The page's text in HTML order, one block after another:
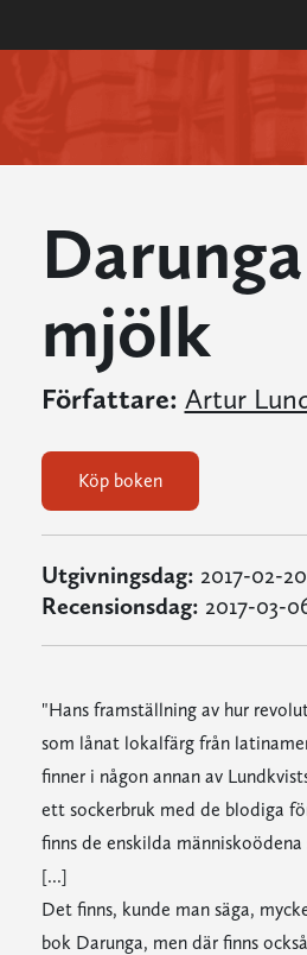
mjölk
Författare: Artur
Köp boken
Utgivningsdag: 2017-02-20
Recensionsdag: 2017-03-
"Hans framställning av hur
som lånat lokalfärg från
finner i någon annan av
ett sockerbruk med de blodiga
finns de enskilda
[...]
Det finns, kunde man säga,
bok Darunga, men där finns